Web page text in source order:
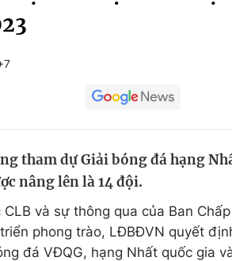
Tuyển sinh
tham dự Giải bóng đá hạng
nâng lên là 14 đội.
và sự thông qua của Ban
phong trào, LĐBĐVN quyết
đá VĐQG, hạng Nhất quốc gia